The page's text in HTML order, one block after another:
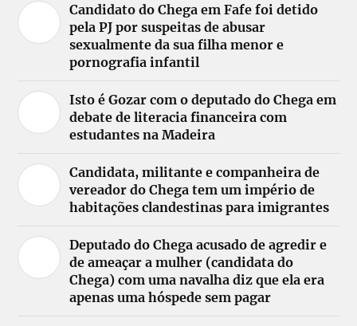
Candidato do Chega em Fafe foi detido
pela PJ por suspeitas de abusar
sexualmente da sua filha menor e
pornografia infantil
Isto é Gozar com o deputado do Chega em
debate de literacia financeira com
estudantes na Madeira
Candidata, militante e companheira de
vereador do Chega tem um império de
habitações clandestinas para imigrantes
Deputado do Chega acusado de agredir e
de ameaçar a mulher (candidata do
Chega) com uma navalha diz que ela era
apenas uma hóspede sem pagar